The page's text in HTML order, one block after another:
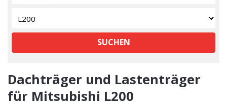
SUCHEN
Dachträger und Lastenträger
für Mitsubishi L200